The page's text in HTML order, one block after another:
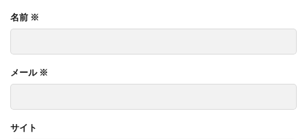
名前 ※
メール ※
サイト